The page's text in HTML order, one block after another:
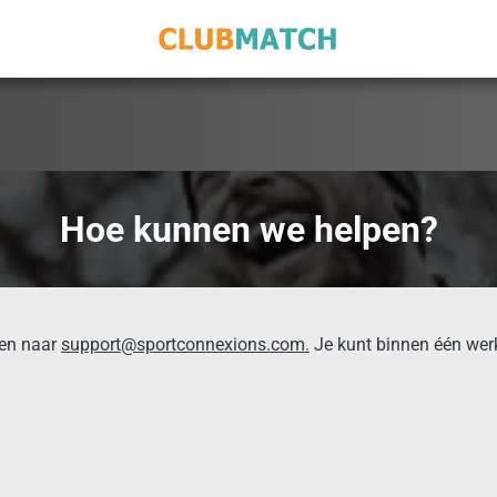
Hoe kunnen we helpen?
naarsupport@sportconnexions.com. Je kunt binnen één